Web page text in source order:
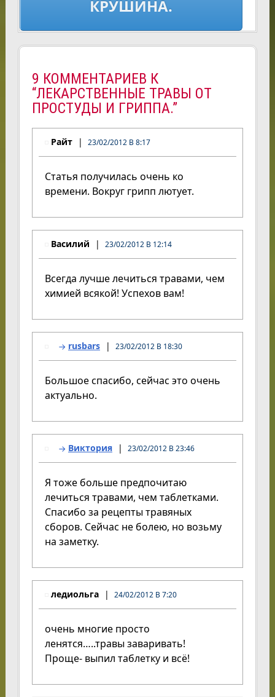
КРУШИНА.
9 КОММЕНТАРИЕВ К
“ЛЕКАРСТВЕННЫЕ ТРАВЫ ОТ
ПРОСТУДЫ И ГРИППА.”
Райт 23/02/2012 В 8:17
Статья получилась очень ко
времени. Вокруг грипп лютует.
Василий 23/02/2012 В 12:14
Всегда лучше лечиться травами, чем
химией всякой! Успехов вам!
rusbars 23/02/2012 В 18:30
Большое спасибо, сейчас это очень
актуально.
Виктория 23/02/2012 В 23:46
Я тоже больше предпочитаю
лечиться травами, чем таблетками.
Спасибо за рецепты травяных
сборов. Сейчас не болею, но возьму
на заметку.
ледиольга 24/02/2012 В 7:20
очень многие просто
ленятся…..травы заваривать!
Проще- выпил таблетку и всё!